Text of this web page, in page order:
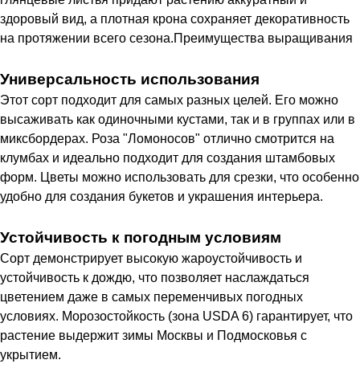
здоровый вид, а плотная крона сохраняет декоративность
на протяжении всего сезона.Преимущества выращивания
Универсальность использования
Этот сорт подходит для самых разных целей. Его можно
высаживать как одиночными кустами, так и в группах или в
миксбордерах. Роза "Ломоносов" отлично смотрится на
клумбах и идеально подходит для создания штамбовых
форм. Цветы можно использовать для срезки, что особенно
удобно для создания букетов и украшения интерьера.
Устойчивость к погодным условиям
Сорт демонстрирует высокую жароустойчивость и
устойчивость к дождю, что позволяет наслаждаться
цветением даже в самых переменчивых погодных
условиях. Морозостойкость (зона USDA 6) гарантирует, что
растение выдержит зимы Москвы и Подмосковья с
укрытием.